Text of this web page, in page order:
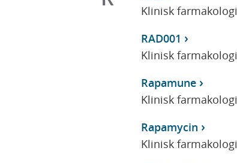
Klinisk farmakologi
RAD001
Klinisk farmakologi
Rapamune
Klinisk farmakologi
Rapamycin
Klinisk farmakologi